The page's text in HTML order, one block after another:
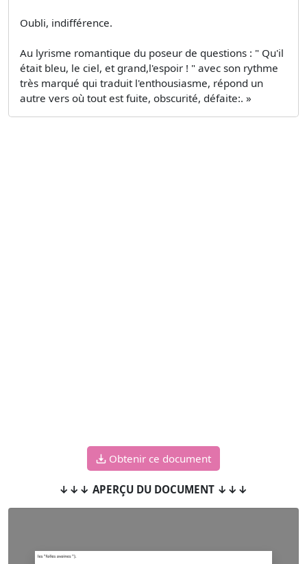
Oubli, indifférence.
Au lyrisme romantique du poseur de questions : " Qu'il
était bleu, le ciel, et grand,l'espoir ! " avec son rythme
très marqué qui traduit l'enthousiasme, répond un
autre vers où tout est fuite, obscurité, défaite:. »
Obtenir ce document
↓↓↓ APERÇU DU DOCUMENT ↓↓↓